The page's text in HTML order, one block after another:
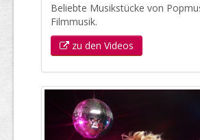
Beliebte Musikstücke von
Filmmusik.
zu den Videos